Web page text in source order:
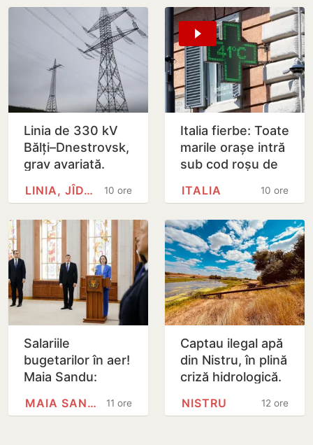
Linia de 330 kV
Bălți–Dnestrovsk,
grav avariată.
Restabilirea ar
putea dura peste
10 ore
LINIA, JÎDACIV
Italia fierbe: Toate
marile orașe intră
sub cod roșu de
10 ore
ITALIA
Salariile
bugetarilor în aer!
Maia Sandu:
septembrie ar 11 ore
MAIA SANDU
Captau ilegal apă
din Nistru, în plină
criză hidrologică.
Criuleni, amendați
12 ore
NISTRU